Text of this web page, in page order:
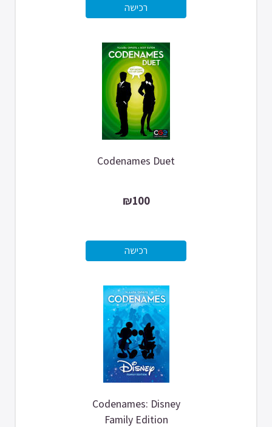
Codenames Duet
₪100
Codenames: Disney
Family Edition